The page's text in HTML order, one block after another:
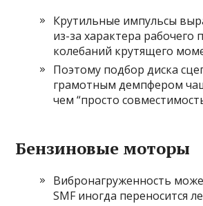
Крутильные импульсы
из-за характера рабочего
колебаний крутящего
Поэтому подбор диска
грамотным демпфером
чем “просто
Бензиновые моторы
Вибронагруженность
SMF иногда переносится